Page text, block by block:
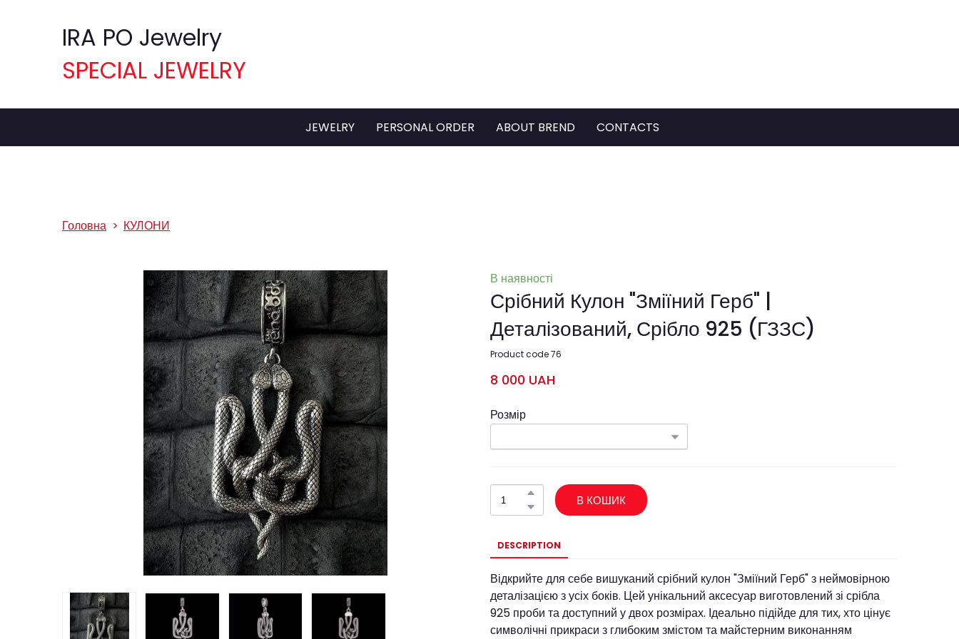
IRA PO Jewelry
SPECIAL JEWELRY
JEWELRY PERSONAL ORDER ABOUT BREND CONTACTS
Головна КУЛОНИ
В наявності
Срібний Кулон "Зміїний Герб" |
Деталізований, Срібло 925 (ГЗЗС)
Product code 76
8 000 UAH
Розмір
В КОШИК
DESCRIPTION
Відкрийте для себе вишуканий срібний кулон "Зміїний Герб" з неймовірною
деталізацією з усіх боків. Цей унікальний аксесуар виготовлений зі срібла
925 проби та доступний у двох розмірах. Ідеально підійде для тих, хто цінує
символічні прикраси з глибоким змістом та майстерним виконанням